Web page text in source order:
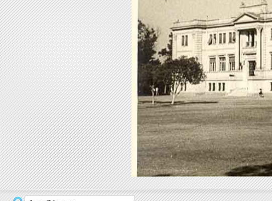
(C) http://TheCoder.vn